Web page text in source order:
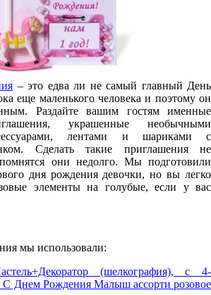
– это едва ли не самый главный День
еще маленького человека и поэтому он
Раздайте вашим гостям именные
украшенные необычными
лентами и шариками с
Сделать такие приглашения не
они недолго. Мы подготовили
дня рождения девочки, но вы легко
элементы на голубые, если у вас
мы использовали:
(шелкография), с 4-
Днем Рождения Малыш ассорти розовое